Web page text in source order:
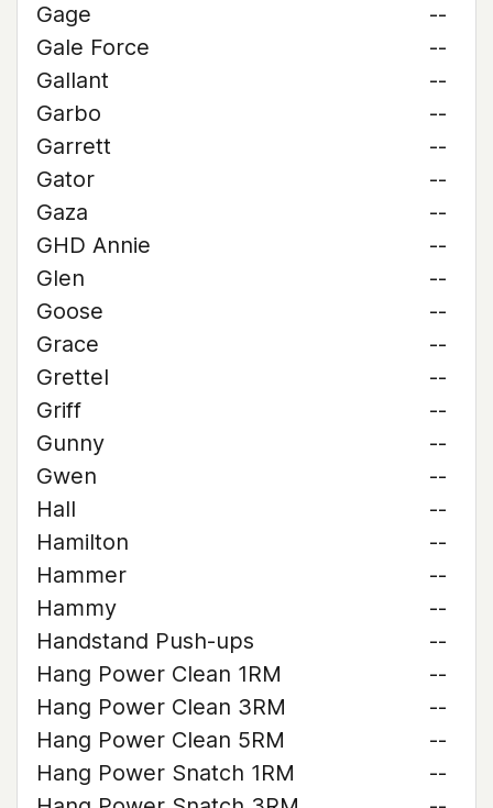
Gage
--
Gale Force
--
Gallant
--
Garbo
--
Garrett
--
Gator
--
Gaza
--
GHD Annie
--
Glen
--
Goose
--
Grace
--
Grettel
--
Griff
--
Gunny
--
Gwen
--
Hall
--
Hamilton
--
Hammer
--
Hammy
--
Handstand Push-ups
--
Hang Power Clean 1RM
--
Hang Power Clean 3RM
--
Hang Power Clean 5RM
--
Hang Power Snatch 1RM
--